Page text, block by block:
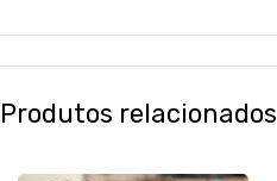
Produtos relacionados